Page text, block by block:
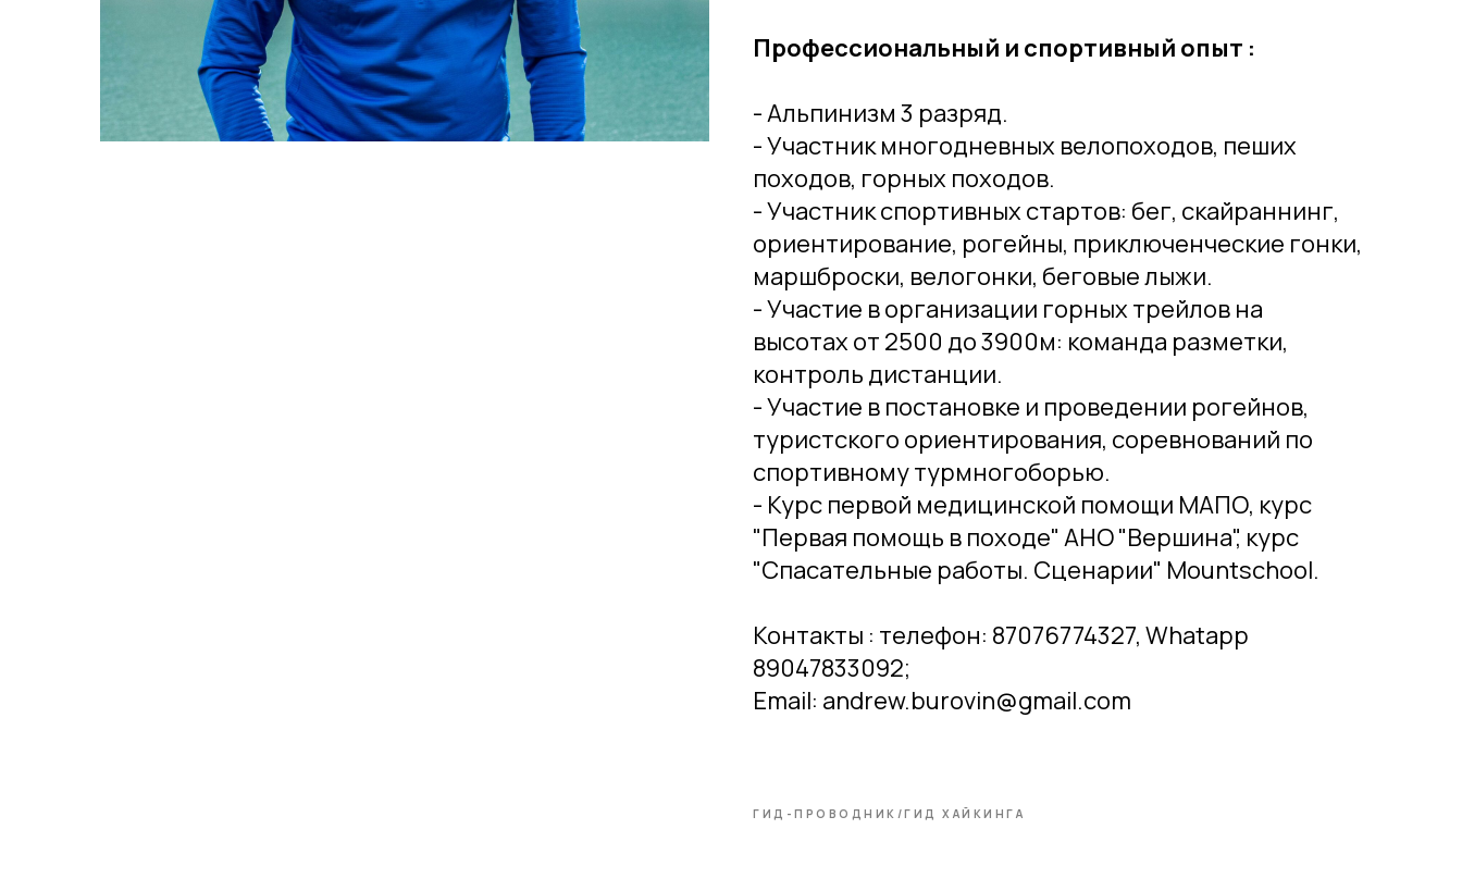
Профессиональный и спортивный опыт :
- Альпинизм 3 разряд.
- Участник многодневных велопоходов, пеших
походов, горных походов.
- Участник спортивных стартов: бег, скайраннинг,
ориентирование, рогейны, приключенческие гонки,
маршброски, велогонки, беговые лыжи.
- Участие в организации горных трейлов на
высотах от 2500 до 3900м: команда разметки,
контроль дистанции.
- Участие в постановке и проведении рогейнов,
туристского ориентирования, соревнований по
спортивному турмногоборью.
- Курс первой медицинской помощи МАПО, курс
"Первая помощь в походе" АНО "Вершина", курс
"Спасательные работы. Сценарии" Mountschool.
Контакты : телефон: 87076774327, Whatapp
89047833092;
Email: andrew.burovin@gmail.com
ГИД-ПРОВОДНИК/ГИД ХАЙКИНГА